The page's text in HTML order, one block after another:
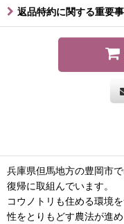
返品特約に関する重要
兵庫県但馬地方の豊岡市
復帰に取組んでいます。
コウノトリも住める環境
性をとりもどす農法が進め